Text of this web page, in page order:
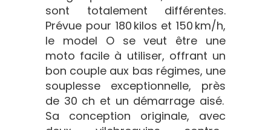
sont totalement différentes.
Prévue pour 180 kilos et 150 km/h,
le model O se veut être une
moto facile à utiliser, offrant un
bon couple aux bas régimes, une
souplesse exceptionnelle, près
de 30 ch et un démarrage aisé.
Sa conception originale, avec